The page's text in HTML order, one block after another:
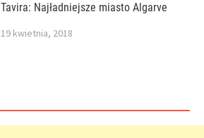
Tavira: Najładniejsze miasto Algarve
19 kwietnia, 2018